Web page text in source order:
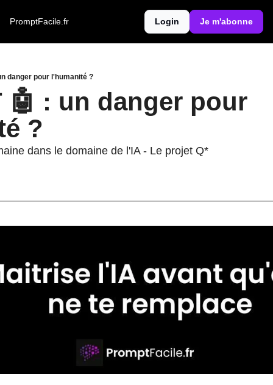
PromptFacile.fr Login Je m'abonne
danger pour l'humanité ?
🤖 : un danger pour
?
dans le domaine de l'IA - Le projet Q*